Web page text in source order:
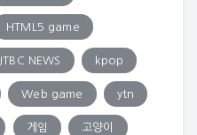
HTML5 game
JTBC NEWS kpop
Web game ytn
게임 고양이